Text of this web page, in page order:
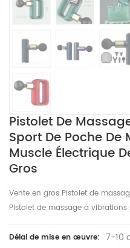
Pistolet De
Sport De Poche De
Muscle Électrique
Gros
Vente en gros Pistolet de
Pistolet de massage à
Délai de mise en œuvre: 7-10